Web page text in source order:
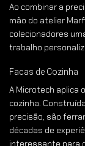
Ao combinar a
mão do atelier
colecionadores
trabalho
Facas de Cozinha
A Microtech aplica
cozinha.
precisão, são
décadas de
interessante para